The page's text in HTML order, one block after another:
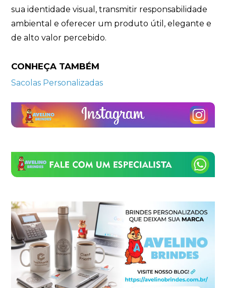
sua identidade visual, transmitir responsabilidade
ambiental e oferecer um produto útil, elegante e
de alto valor percebido.
CONHEÇA TAMBÉM
Sacolas Personalizadas